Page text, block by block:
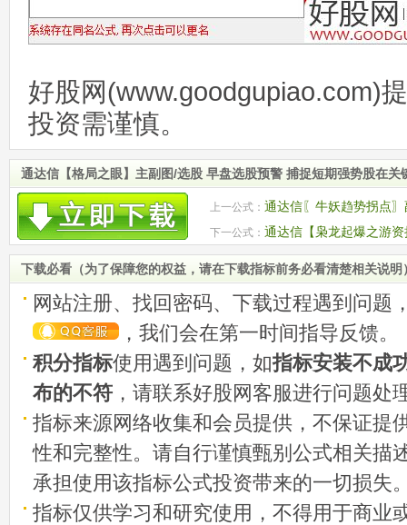
好股网(www.goodgupiao.com)
投资需谨慎。
通达信【格局之眼】主副图/选股 早盘选股预警 捕捉短期强势股在
上一公式： 通达信〖牛妖趋势拐点
源码
下一公式： 通达信【枭龙起爆之游
入信号 源码
下载必看（为了保障您的权益，请在下载指标前务必看清楚相关说明
网站注册、找回密码、下载过程遇到问题
，我们会在第一时间指导反馈。
积分指标使用遇到问题，如指标安装不成
布的不符 ，请联系好股网客服进行问题处
指标来源网络收集和会员提供，不保证提
性和完整性。请自行谨慎甄别公式相关描
承担使用该指标公式投资带来的一切损失
指标仅供学习和研究使用，不得用于商业